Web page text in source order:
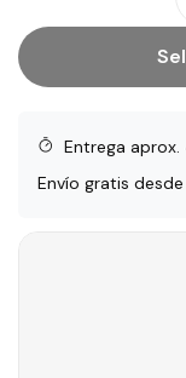
Entrega aprox.
Envío gratis